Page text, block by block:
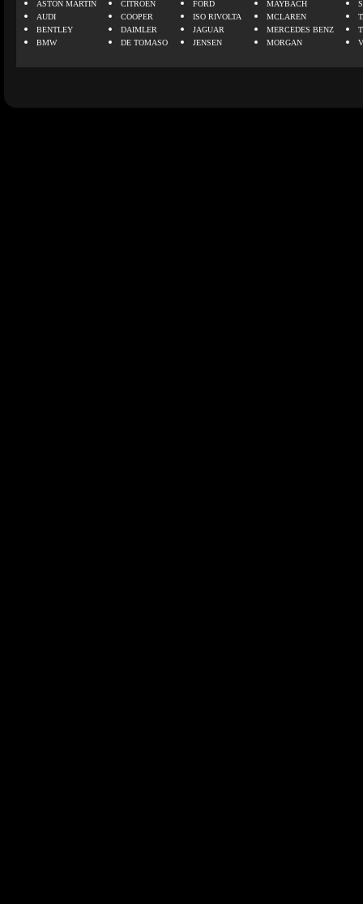
ASTON MARTIN
AUDI
BENTLEY
BMW
CITROEN
COOPER
DAIMLER
DE TOMASO
FORD
ISO RIVOLTA
JAGUAR
JENSEN
MAYBACH
MCLAREN
MERCEDES BENZ
MORGAN